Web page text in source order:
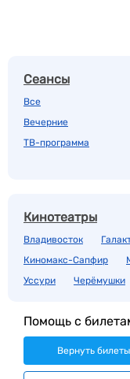
Сеансы
Все
Вечерние
ТВ-программа
Кинотеатры
Владивосток
Киномакс-Сапфир
Уссури
Черёмушки
Помощь с
Вернуть билеты